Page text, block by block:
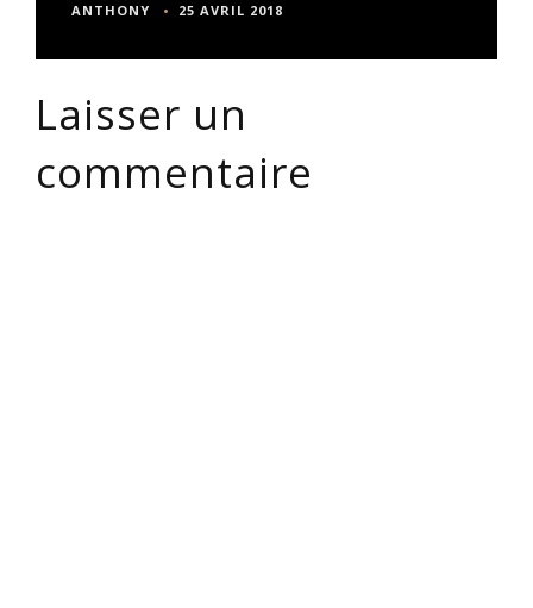
ANTHONY 25 AVRIL 2018
Laisser un
commentaire